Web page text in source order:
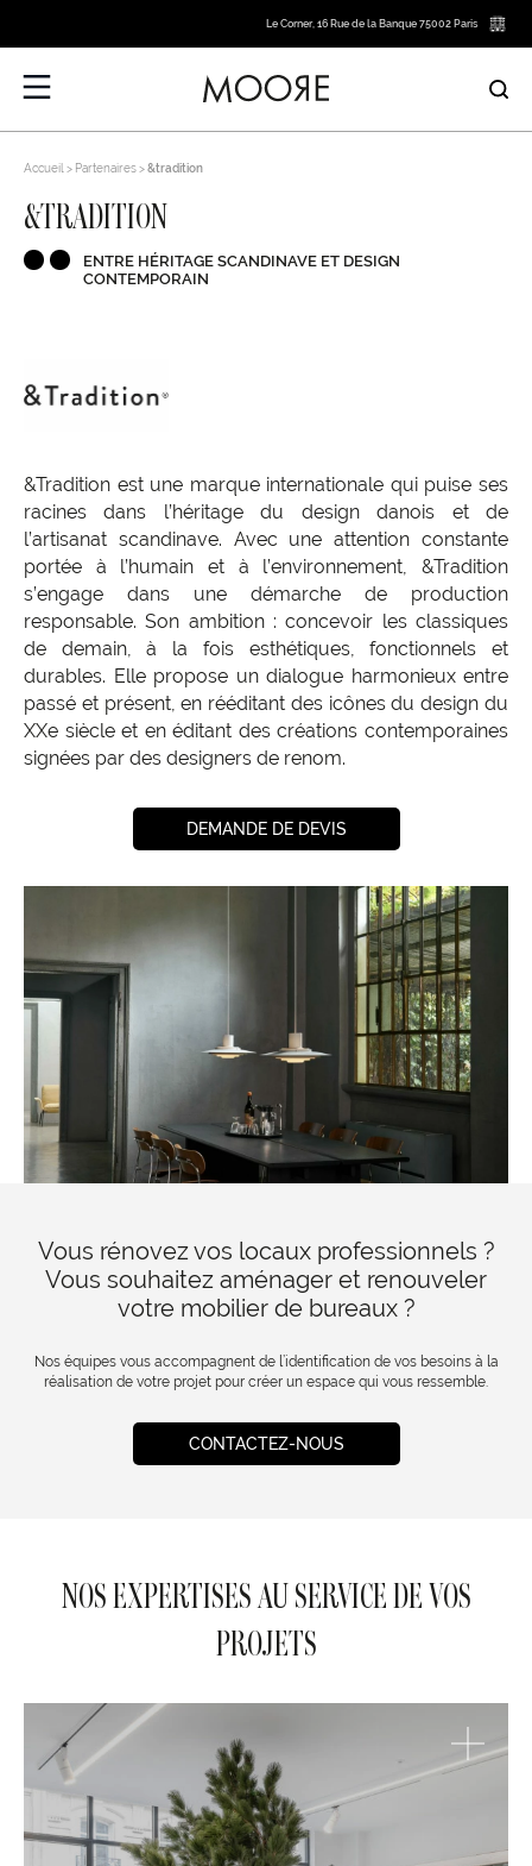
Le Corner, 16 Rue de la Banque 75002 Paris
Accueil Partenaires &tradition
&TRADITION
ENTRE HÉRITAGE SCANDINAVE ET DESIGN
CONTEMPORAIN
&Tradition est une marque internationale qui puise ses
racines dans l’héritage du design danois et de
l’artisanat scandinave. Avec une attention constante
portée à l’humain et à l’environnement, &Tradition
s’engage dans une démarche de production
responsable. Son ambition : concevoir les classiques
de demain, à la fois esthétiques, fonctionnels et
durables. Elle propose un dialogue harmonieux entre
passé et présent, en rééditant des icônes du design du
XXe siècle et en éditant des créations contemporaines
signées par des designers de renom.
DEMANDE DE DEVIS
Vous rénovez vos locaux professionnels ?
Vous souhaitez aménager et renouveler
votre mobilier de bureaux ?
Nos équipes vous accompagnent de l’identification de vos besoins à la
réalisation de votre projet pour créer un espace qui vous ressemble.
CONTACTEZ-NOUS
NOS EXPERTISES AU SERVICE DE VOS
PROJETS